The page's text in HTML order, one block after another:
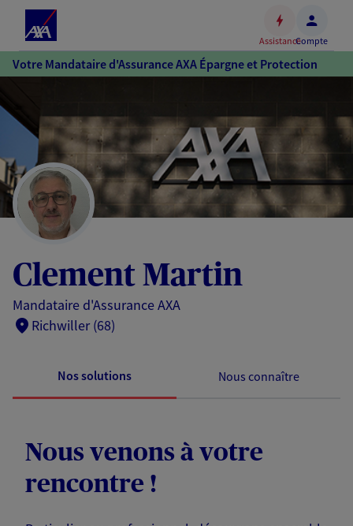
Accéder
au
Accéder
au
pied
de
page
AssistanceCompte
Votre Mandataire d'Assurance AXA Épargne et Protection
Clement Martin
Mandataire d'Assurance AXA
Richwiller (68)
Nos solutions Nous connaître
Nous venons à votre
rencontre !